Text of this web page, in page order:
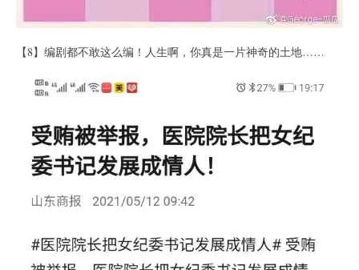
【8】编剧都不敢这么编！人生啊，你真是一片神奇的土地……